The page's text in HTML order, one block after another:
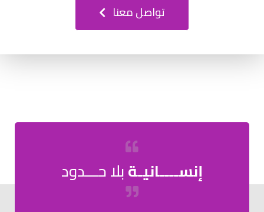
تواصل معنا
إنســــانيـةبلا حـــدود